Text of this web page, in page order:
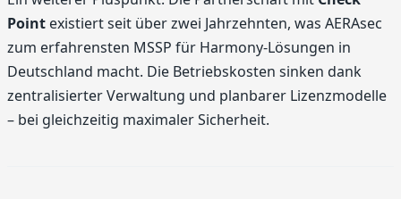
Point existiert seit über zwei Jahrzehnten, was AERAsec
zum erfahrensten MSSP für Harmony-Lösungen in
Deutschland macht. Die Betriebskosten sinken dank
zentralisierter Verwaltung und planbarer Lizenzmodelle
– bei gleichzeitig maximaler Sicherheit.